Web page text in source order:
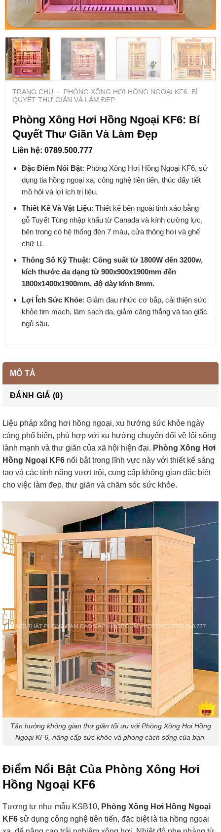
TRANG CHỦ -
PHÒNG XÔNG HƠI HỒNG NGOẠI KF6: BÍ
QUYẾT THƯ GIÃN VÀ LÀM ĐẸP
Phòng Xông Hơi Hồng Ngoại KF6: Bí
Quyết Thư Giãn Và Làm Đẹp
Liên hệ: 0789.500.777
Đặc Điểm Nổi Bật: Phòng Xông Hơi Hồng Ngoại KF6, sử
dụng tia hồng ngoại xa, công nghệ tiên tiến, thúc đẩy tiết
mồ hôi và lợi ích trị liệu.
Thiết Kế Và Vật Liệu: Thiết kế bên ngoài tinh xảo bằng
gỗ Tuyết Tùng nhập khẩu từ Canada và kính cường lực,
bên trong có hệ thống đèn 7 màu, cửa thông hơi và ghế
chữ U.
Thông Số Kỹ Thuật: Công suất từ 1800W đến 3200w,
kích thước đa dạng từ 900x900x1900mm đến
1800x1400x1900mm, độ dày kính 8mm.
Lợi Ích Sức Khỏe: Giảm đau nhức cơ bắp, cải thiện sức
khỏe tim mạch, làm sạch da, giảm căng thẳng và tạo giấc
ngủ sâu.
MÔ TẢ
ĐÁNH GIÁ (0)
Liệu pháp xông hơi hồng ngoại, xu hướng sức khỏe ngày
càng phổ biến, phù hợp với xu hướng chuyển đổi về lối sống
lành mạnh và thư giãn của xã hội hiện đại. Phòng Xông Hơi
Hồng Ngoại KF6 nổi bật trong lĩnh vực này với thiết kế sáng
tạo và các tính năng vượt trội, cung cấp không gian đặc biệt
cho việc làm đẹp, thư giãn và chăm sóc sức khỏe.
Tận hưởng không gian thư giãn tối ưu với Phòng Xông Hơi Hồng
Ngoại KF6, nâng cấp sức khỏe và phong cách sống của bạn.
Điểm Nổi Bật Của Phòng Xông Hơi
Hồng Ngoại KF6
Tương tự như mẫu KSB10, Phòng Xông Hơi Hồng Ngoại
KF6 sử dụng công nghệ tiên tiến, đặc biệt là tia hồng ngoại